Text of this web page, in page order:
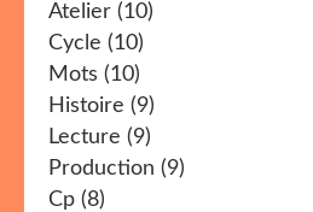
Atelier (10)
Cycle (10)
Mots (10)
Histoire (9)
Lecture (9)
Production (9)
Cp (8)